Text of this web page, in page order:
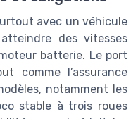
avec un véhicule
des vitesses
batterie. Le port
comme l’assurance
notamment les
stable à trois roues